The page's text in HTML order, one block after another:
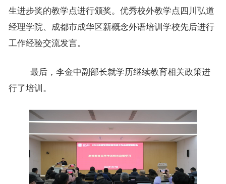
生进步奖的教学点进行颁奖。优秀校外教学点四川弘道
经理学院、成都市成华区新概念外语培训学校先后进行
工作经验交流发言。
最后，李金中副部长就学历继续教育相关政策进
行了培训。